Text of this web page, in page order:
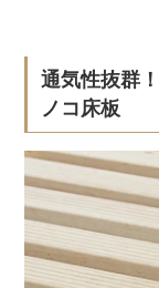
通気性抜群
ノコ床板